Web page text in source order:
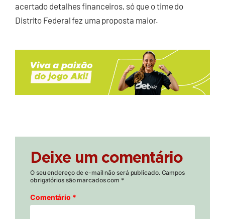
acertado detalhes financeiros, só que o time do
Distrito Federal fez uma proposta maior.
Deixe um comentário
O seu endereço de e-mail não será publicado. Campos
obrigatórios são marcados com *
Comentário *